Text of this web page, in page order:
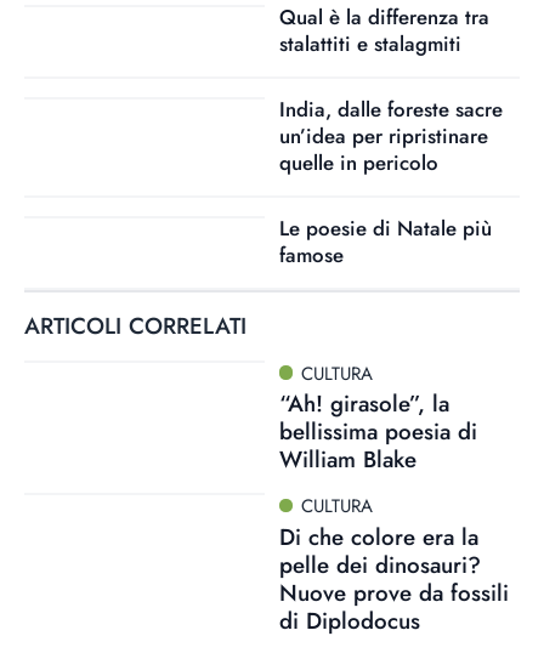
Qual è la differenza tra
stalattiti e stalagmiti
India, dalle foreste sacre
un’idea per ripristinare
quelle in pericolo
Le poesie di Natale più
famose
ARTICOLI CORRELATI
CULTURA
“Ah! girasole”, la
bellissima poesia di
William Blake
CULTURA
Di che colore era la
pelle dei dinosauri?
Nuove prove da fossili
di Diplodocus